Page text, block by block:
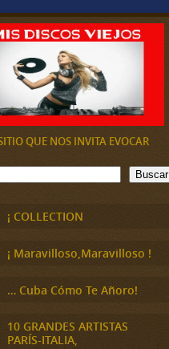
QUE NOS INVITA EVOCAR
Buscar
¡ COLLECTION
¡ Maravilloso,Maravilloso !
… Cuba Cómo Te Añoro!
10 GRANDES ARTISTAS
PARÍS-ITALIA,